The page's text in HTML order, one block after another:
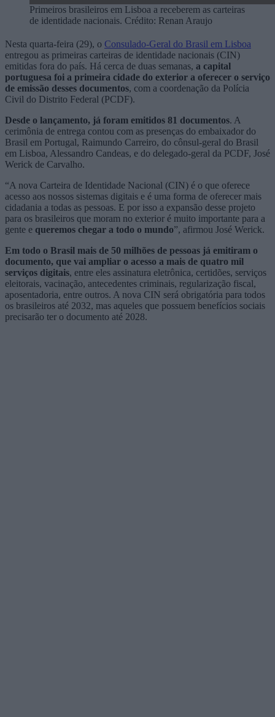
Primeiros brasileiros em Lisboa a receberem as carteiras
de identidade nacionais. Crédito: Renan Araujo
Nesta quarta-feira (29), o Consulado-Geral do Brasil em Lisboa
entregou as primeiras carteiras de identidade nacionais (CIN)
emitidas fora do país. Há cerca de duas semanas, a capital
portuguesa foi a primeira cidade do exterior a oferecer o serviço
de emissão desses documentos, com a coordenação da Polícia
Civil do Distrito Federal (PCDF).
Desde o lançamento, já foram emitidos 81 documentos. A
cerimônia de entrega contou com as presenças do embaixador do
Brasil em Portugal, Raimundo Carreiro, do cônsul-geral do Brasil
em Lisboa, Alessandro Candeas, e do delegado-geral da PCDF, José
Werick de Carvalho.
“A nova Carteira de Identidade Nacional (CIN) é o que oferece
acesso aos nossos sistemas digitais e é uma forma de oferecer mais
cidadania a todas as pessoas. E por isso a expansão desse projeto
para os brasileiros que moram no exterior é muito importante para a
gente e queremos chegar a todo o mundo”, afirmou José Werick.
Em todo o Brasil mais de 50 milhões de pessoas já emitiram o
documento, que vai ampliar o acesso a mais de quatro mil
serviços digitais, entre eles assinatura eletrônica, certidões, serviços
eleitorais, vacinação, antecedentes criminais, regularização fiscal,
aposentadoria, entre outros. A nova CIN será obrigatória para todos
os brasileiros até 2032, mas aqueles que possuem benefícios sociais
precisarão ter o documento até 2028.